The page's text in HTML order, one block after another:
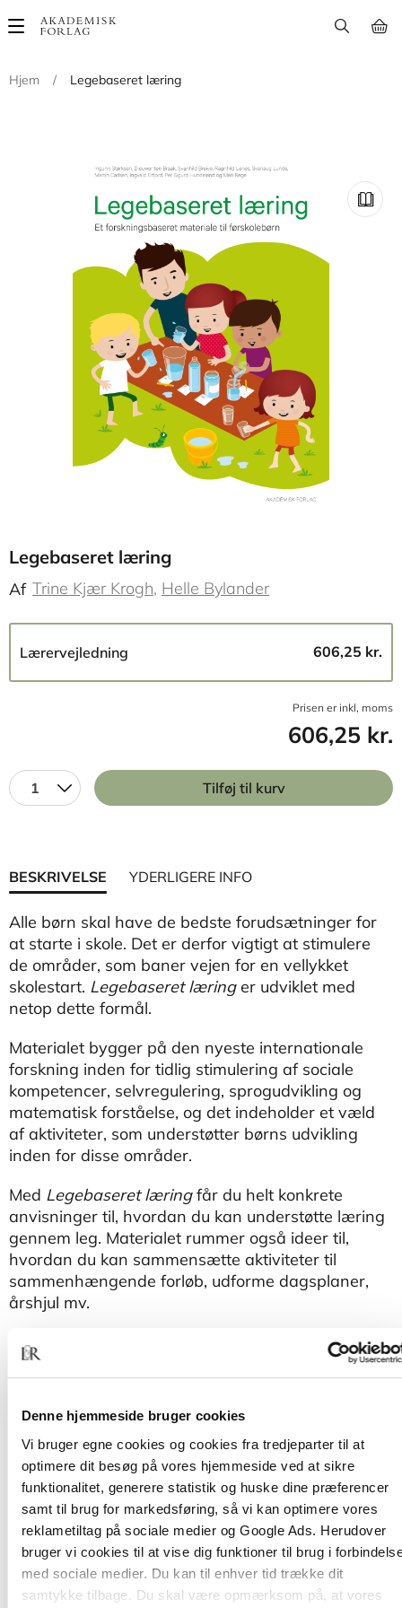
Denne hjemmeside bruger cookies
Vi bruger egne cookies og cookies fra tredjeparter til at
optimere dit besøg på vores hjemmeside ved at sikre
funktionalitet, generere statistik og huske dine præferencer
samt til brug for markedsføring, så vi kan optimere vores
reklametiltag på sociale medier og Google Ads. Herudover
bruger vi cookies til at vise dig funktioner til brug i
med sociale medier. Du kan til enhver tid trække dit
samtykke tilbage. Du skal være opmærksom på, at vores
Main
Hjem
/ Legebaseret læring
Legebaseret læring
Af Trine Kjær Krogh Helle Bylander
Lærervejledning 606,25 kr.
Prisen er inkl, moms
606,25 kr.
1 Tilføj til kurv
BESKRIVELSE YDERLIGERE INFO
Alle børn skal have de bedste forudsætninger for
at starte i skole. Det er derfor vigtigt at stimulere
de områder, som baner vejen for en vellykket
skolestart. Legebaseret læringer udviklet med
netop dette formål.
Materialet bygger på den nyeste internationale
forskning inden for tidlig stimulering af sociale
kompetencer, selvregulering, sprogudvikling og
matematisk forståelse, og det indeholder et væld
af aktiviteter, som understøtter børns udvikling
inden for disse områder.
Med Legebaseret læringfår du helt konkrete
anvisninger til, hvordan du kan understøtte læring
gennem leg. Materialet rummer også ideer til,
hvordan du kan sammensætte aktiviteter til
sammenhængende forløb, udforme dagsplaner,
årshjul mv.
Legebaseret læring
er udviklet og afprøvet i et tæt
samarbejde mellem forskere og pædagoger fra
mere end 80 daginstitutioner.
Af samme forfatter